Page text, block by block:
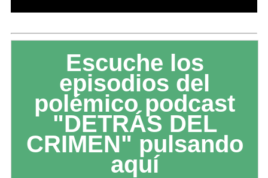
Escuche los
episodios del
polémico podcast
"DETRÁS DEL
CRIMEN" pulsando
aquí